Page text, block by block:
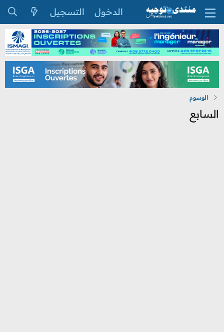
الدخول التسجيل
الوسوم
السابع